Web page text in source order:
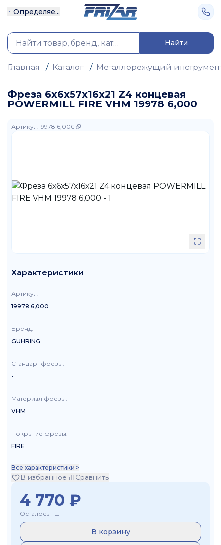
Определяе...
Найти
Главная / Каталог / Металлорежущий
Фреза 6х6х57х16х21 Z4 концевая
POWERMILL FIRE VHM 19978 6,000
Артикул:19978 6,000
Характеристики
Артикул:
19978 6,000
Бренд:
GUHRING
Стандарт фрезы:
-
Материал фрезы:
VHM
Покрытие фрезы:
FIRE
Все характеристики >
В избранное Сравнить
4 770 ₽
Осталось 1 шт
В корзину